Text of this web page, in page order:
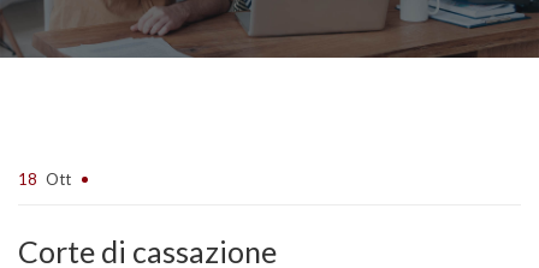
18 Ott
Corte di cassazione